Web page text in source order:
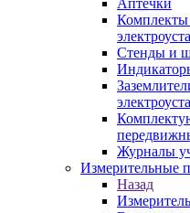
Аптечки
Комплекты
Стенды и
Журналы
Измерительные
Назад